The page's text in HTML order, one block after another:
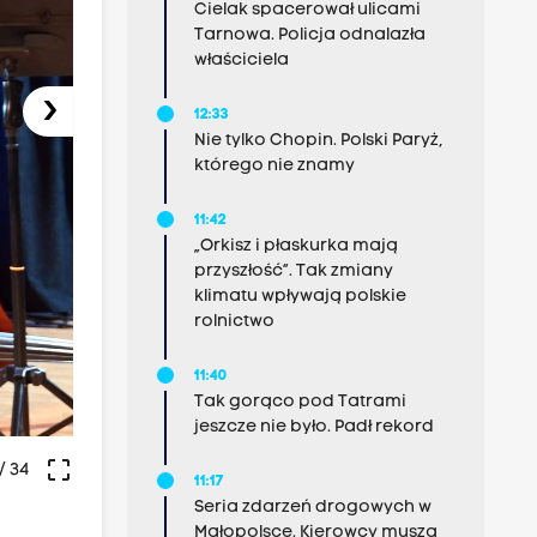
›
crop_free
34
Cielak spacerował ulicami
Tarnowa. Policja odnalazła
właściciela
12:33
Nie tylko Chopin. Polski Paryż,
którego nie znamy
11:42
„Orkisz i płaskurka mają
przyszłość”. Tak zmiany
klimatu wpływają polskie
rolnictwo
11:40
Tak gorąco pod Tatrami
jeszcze nie było. Padł rekord
11:17
Seria zdarzeń drogowych w
Małopolsce. Kierowcy muszą